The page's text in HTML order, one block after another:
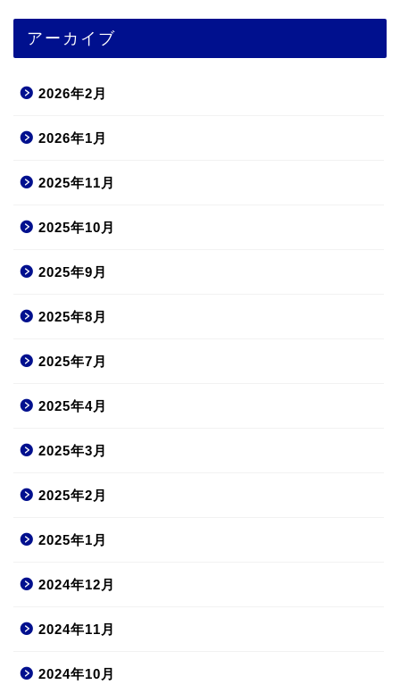
アーカイブ
2026年2月
2026年1月
2025年11月
2025年10月
2025年9月
2025年8月
2025年7月
2025年4月
2025年3月
2025年2月
2025年1月
2024年12月
2024年11月
2024年10月